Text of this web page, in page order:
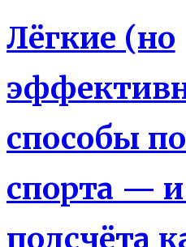
Лёгкие (но
способы
спорта — и
подсчёта